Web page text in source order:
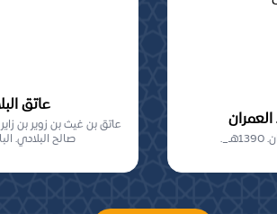
عاتق
عاتق بن غيث بن زوير بن
صالح البلادي.